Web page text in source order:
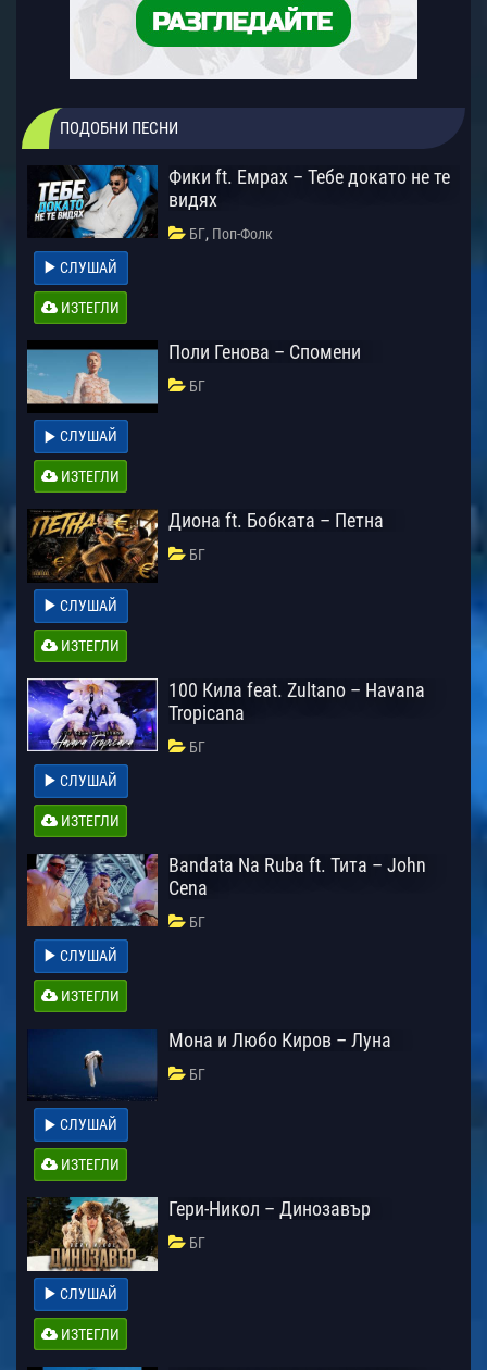
ПОДОБНИ ПЕСНИ
Фики ft. Емрах – Тебе докато не те
видях
БГ, Поп-Фолк
СЛУШАЙ
ИЗТЕГЛИ
Поли Генова – Спомени
БГ
СЛУШАЙ
ИЗТЕГЛИ
Диона ft. Бобката – Петна
БГ
СЛУШАЙ
ИЗТЕГЛИ
100 Кила feat. Zultano – Havana
Tropicana
БГ
СЛУШАЙ
ИЗТЕГЛИ
Bandata Na Ruba ft. Тита – John
Cena
БГ
СЛУШАЙ
ИЗТЕГЛИ
Мона и Любо Киров – Луна
БГ
СЛУШАЙ
ИЗТЕГЛИ
Гери-Никол – Динозавър
БГ
СЛУШАЙ
ИЗТЕГЛИ